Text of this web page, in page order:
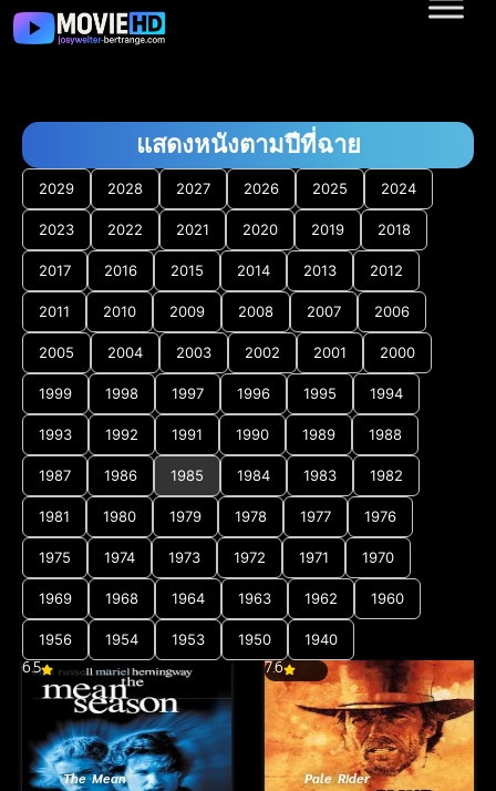
แสดงหนังตามปีที่ฉาย
2029 2028 2027 2026 2025 2024
2023 2022 2021 2020 2019 2018
2017 2016 2015 2014 2013 2012
2011 2010 2009 2008 2007 2006
2005 2004 2003 2002 2001 2000
1999 1998 1997 1996 1995 1994
1993 1992 1991 1990 1989 1988
1987 1986 1985 1984 1983 1982
1981 1980 1979 1978 1977 1976
1975 1974 1973 1972 1971 1970
1969 1968 1964 1963 1962 1960
1956 1954 1953 1950 1940
6.5
The Mean
7.6
Pale Rider